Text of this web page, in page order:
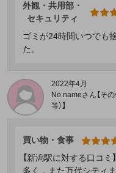
外観・共用部・
セキュリティ
ゴミが24時間いつでも
た。
2022年4月
No nameさん【そ
等）】
買い物・食事
【新潟駅に対する口コミ
多く，また万代シティ